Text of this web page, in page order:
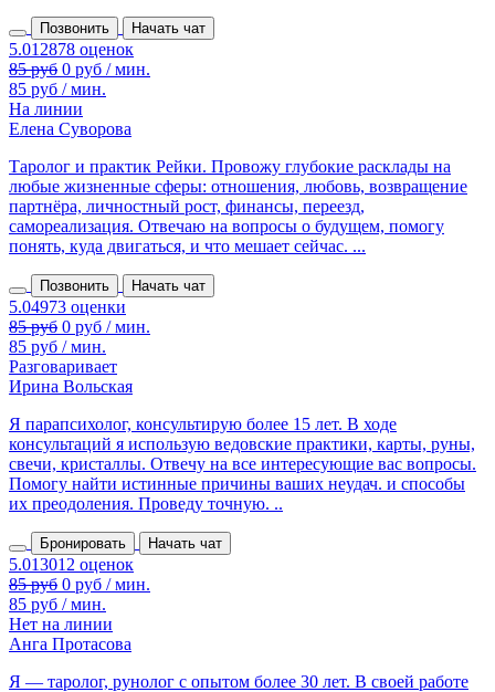
Позвонить Начать чат
85 руб 0 руб / мин.
85 руб / мин.
На линии
Елена Суворова
Таролог и практик Рейки. Провожу глубокие расклады на
любые жизненные сферы: отношения, любовь, возвращение
партнёра, личностный рост, финансы, переезд,
самореализация. Отвечаю на вопросы о будущем, помогу
понять, куда двигаться, и что мешает сейчас. ...
Позвонить Начать чат
85 руб 0 руб / мин.
85 руб / мин.
Разговаривает
Ирина Вольская
Я парапсихолог, консультирую более 15 лет. В ходе
консультаций я использую ведовские практики, карты, руны,
свечи, кристаллы. Отвечу на все интересующие вас вопросы.
Помогу найти истинные причины ваших неудач. и способы
их преодоления. Проведу точную. ..
Бронировать Начать чат
85 руб 0 руб / мин.
85 руб / мин.
Нет на линии
Анга Протасова
Я — таролог, рунолог с опытом более 30 лет. В своей работе